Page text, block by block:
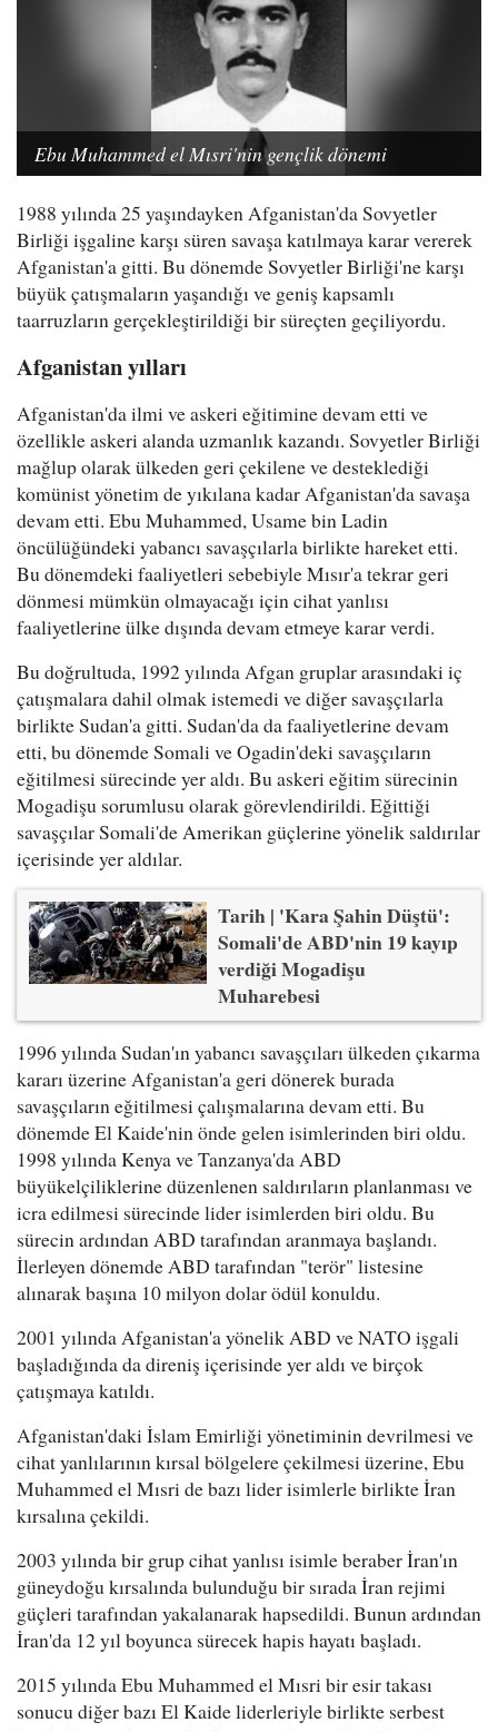
Ebu Muhammed el Mısri'nin gençlik dönemi
1988 yılında 25 yaşındayken Afganistan'da Sovyetler
Birliği işgaline karşı süren savaşa katılmaya karar vererek
Afganistan'a gitti. Bu dönemde Sovyetler Birliği'ne karşı
büyük çatışmaların yaşandığı ve geniş kapsamlı
taarruzların gerçekleştirildiği bir süreçten geçiliyordu.
Afganistan yılları
Afganistan'da ilmi ve askeri eğitimine devam etti ve
özellikle askeri alanda uzmanlık kazandı. Sovyetler Birliği
mağlup olarak ülkeden geri çekilene ve desteklediği
komünist yönetim de yıkılana kadar Afganistan'da savaşa
devam etti. Ebu Muhammed, Usame bin Ladin
öncülüğündeki yabancı savaşçılarla birlikte hareket etti.
Bu dönemdeki faaliyetleri sebebiyle Mısır'a tekrar geri
dönmesi mümkün olmayacağı için cihat yanlısı
faaliyetlerine ülke dışında devam etmeye karar verdi.
Bu doğrultuda, 1992 yılında Afgan gruplar arasındaki iç
çatışmalara dahil olmak istemedi ve diğer savaşçılarla
birlikte Sudan'a gitti. Sudan'da da faaliyetlerine devam
etti, bu dönemde Somali ve Ogadin'deki savaşçıların
eğitilmesi sürecinde yer aldı. Bu askeri eğitim sürecinin
Mogadişu sorumlusu olarak görevlendirildi. Eğittiği
savaşçılar Somali'de Amerikan güçlerine yönelik saldırılar
içerisinde yer aldılar.
Tarih | 'Kara Şahin Düştü':
Somali'de ABD'nin 19 kayıp
verdiği Mogadişu
Muharebesi
1996 yılında Sudan'ın yabancı savaşçıları ülkeden çıkarma
kararı üzerine Afganistan'a geri dönerek burada
savaşçıların eğitilmesi çalışmalarına devam etti. Bu
dönemde El Kaide'nin önde gelen isimlerinden biri oldu.
1998 yılında Kenya ve Tanzanya'da ABD
büyükelçiliklerine düzenlenen saldırıların planlanması ve
icra edilmesi sürecinde lider isimlerden biri oldu. Bu
sürecin ardından ABD tarafından aranmaya başlandı.
İlerleyen dönemde ABD tarafından "terör" listesine
alınarak başına 10 milyon dolar ödül konuldu.
2001 yılında Afganistan'a yönelik ABD ve NATO işgali
başladığında da direniş içerisinde yer aldı ve birçok
çatışmaya katıldı.
Afganistan'daki İslam Emirliği yönetiminin devrilmesi ve
cihat yanlılarının kırsal bölgelere çekilmesi üzerine, Ebu
Muhammed el Mısri de bazı lider isimlerle birlikte İran
kırsalına çekildi.
2003 yılında bir grup cihat yanlısı isimle beraber İran'ın
güneydoğu kırsalında bulunduğu bir sırada İran rejimi
güçleri tarafından yakalanarak hapsedildi. Bunun ardından
İran'da 12 yıl boyunca sürecek hapis hayatı başladı.
2015 yılında Ebu Muhammed el Mısri bir esir takası
sonucu diğer bazı El Kaide liderleriyle birlikte serbest